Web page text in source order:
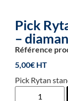
Pick
–
Référence
5,00€
Pick Rytan